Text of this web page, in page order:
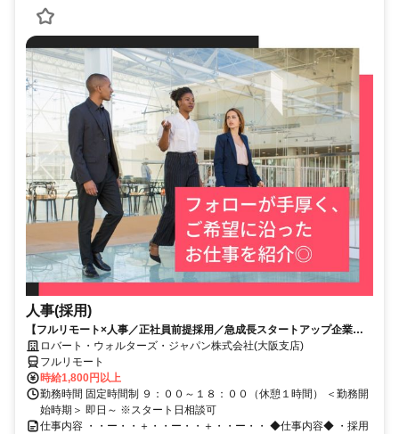
人事(採用)
【フルリモート×人事／正社員前提採用／急成長スタートアップ企業／
英語】Robert Walters
ロバート・ウォルターズ・ジャパン株式会社(大阪支店)
フルリモート
時給1,800円以上
勤務時間 固定時間制 ９：００～１８：００（休憩１時間） ＜勤務開
始時期＞ 即日～ ※スタート日相談可
仕事内容 ・・ー・・＋・・ー・・＋・・ー・・ ◆仕事内容◆ ・採用